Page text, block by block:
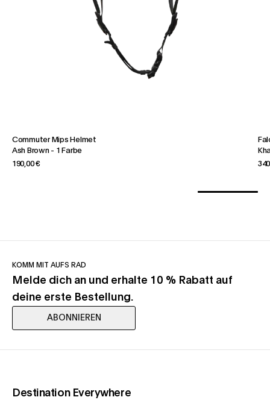
Commuter Mips Helmet
Ash Brown- 1 Farbe
190,00 €
KOMM MIT AUFS RAD
Melde dich an und erhalte 10 % Rabatt auf
deine erste Bestellung.
ABONNIEREN
Destination Everywhere(opens in a new tab)